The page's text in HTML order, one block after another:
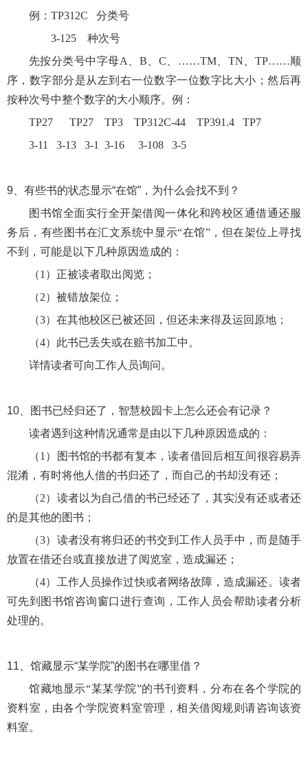
例： TP312C 分类号
3-125 种次号
先按分类号中字母A、B、C、……TM、TN、TP……顺
序，数字部分是从左到右一位数字一位数字比大小；然后再
按种次号中整个数字的大小顺序。例：
TP27 TP27 TP3 TP312C-44 TP391.4 TP7
3-11 3-13 3-1 3-16 3-108 3-5
9、 有些书的状态显示“在馆”，为什么会找不到？
图书馆全面实行全开架借阅一体化和跨校区通借通还服
务后，有些图书在汇文系统中显示“在馆”，但在架位上寻找
不到，可能是以下几种原因造成的：
（1）正被读者取出阅览；
（2）被错放架位；
（3）在其他校区已被还回，但还未来得及运回原地；
（4）此书已丢失或在赔书加工中。
详情读者可向工作人员询问。
10、
图书已经归还了，智慧校园卡上怎么还会有记录？
读者遇到这种情况通常是由以下几种原因造成的：
（1）图书馆的书都有复本，读者借回后相互间很容易弄
混淆，有时将他人借的书归还了，而自己的书却没有还；
（2）读者以为自己借的书已经还了，其实没有还或者还
的是其他的图书；
（3）读者没有将归还的书交到工作人员手中，而是随手
放置在借还台或直接放进了阅览室，造成漏还；
（4）工作人员操作过快或者网络故障，造成漏还。读者
可先到图书馆咨询窗口进行查询，工作人员会帮助读者分析
处理的。
11、 馆藏显示“某学院”的图书在哪里借？
馆藏地显示“某某学院”的书刊资料，分布在各个学院的
资料室，由各个学院资料室管理，相关借阅规则请咨询该资
料室。